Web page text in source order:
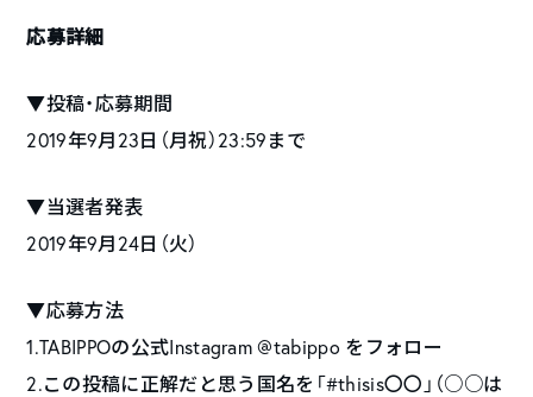
応募詳細
▼投稿・応募期間
2019年9月23日（月祝）23:59まで
▼当選者発表
2019年9月24日（火）
▼応募方法
1.TABIPPOの公式Instagram @tabippo をフォロー
2.この投稿に正解だと思う国名を「#thisis〇〇」（○○は